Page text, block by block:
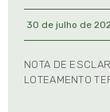
30 de julho de
NOTA DE
LOTEAMENTO